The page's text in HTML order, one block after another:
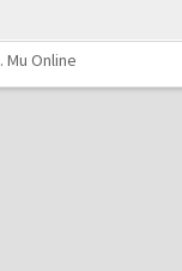
. Mu Online